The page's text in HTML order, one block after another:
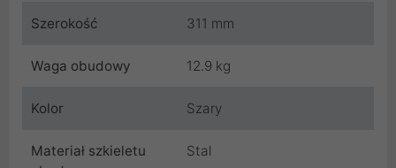
Szerokość 311 mm
Waga obudowy 12.9 kg
Kolor Szary
Materiał szkieletu
Stal